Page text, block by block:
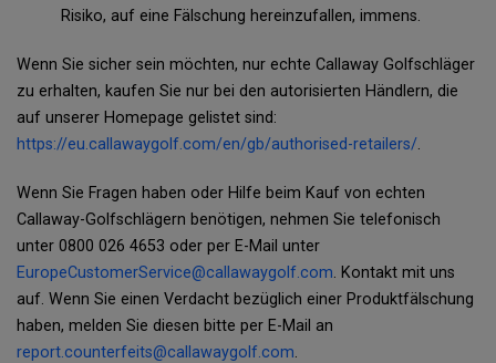
Risiko, auf eine Fälschung hereinzufallen, immens.
Wenn Sie sicher sein möchten, nur echte Callaway Golfschläger
zu erhalten, kaufen Sie nur bei den autorisierten Händlern, die
auf unserer Homepage gelistet sind:
https://eu.callawaygolf.com/en/gb/authorised-retailers/.
Wenn Sie Fragen haben oder Hilfe beim Kauf von echten
Callaway-Golfschlägern benötigen, nehmen Sie telefonisch
unter 0800 026 4653 oder per E-Mail unter
EuropeCustomerService@callawaygolf.com. Kontakt mit uns
auf. Wenn Sie einen Verdacht bezüglich einer Produktfälschung
haben, melden Sie diesen bitte per E-Mail an
report.counterfeits@callawaygolf.com.